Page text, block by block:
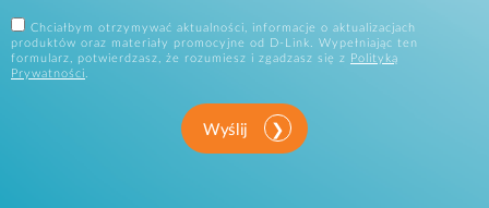
Chciałbym otrzymywać aktualności, informacje o aktualizacjach
produktów oraz materiały promocyjne od D-Link. Wypełniając ten
formularz, potwierdzasz, że rozumiesz i zgadzasz się z
Polityką
Prywatności.
Wyślij